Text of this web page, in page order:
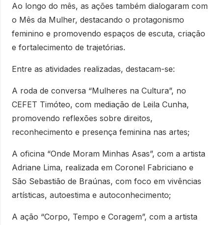
Ao longo do mês, as ações também dialogaram com
o Mês da Mulher, destacando o protagonismo
feminino e promovendo espaços de escuta, criação
e fortalecimento de trajetórias.
Entre as atividades realizadas, destacam-se:
A roda de conversa “Mulheres na Cultura”, no
CEFET Timóteo, com mediação de Leila Cunha,
promovendo reflexões sobre direitos,
reconhecimento e presença feminina nas artes;
A oficina “Onde Moram Minhas Asas”, com a artista
Adriane Lima, realizada em Coronel Fabriciano e
São Sebastião de Braúnas, com foco em vivências
artísticas, autoestima e autoconhecimento;
A ação “Corpo, Tempo e Coragem”, com a artista